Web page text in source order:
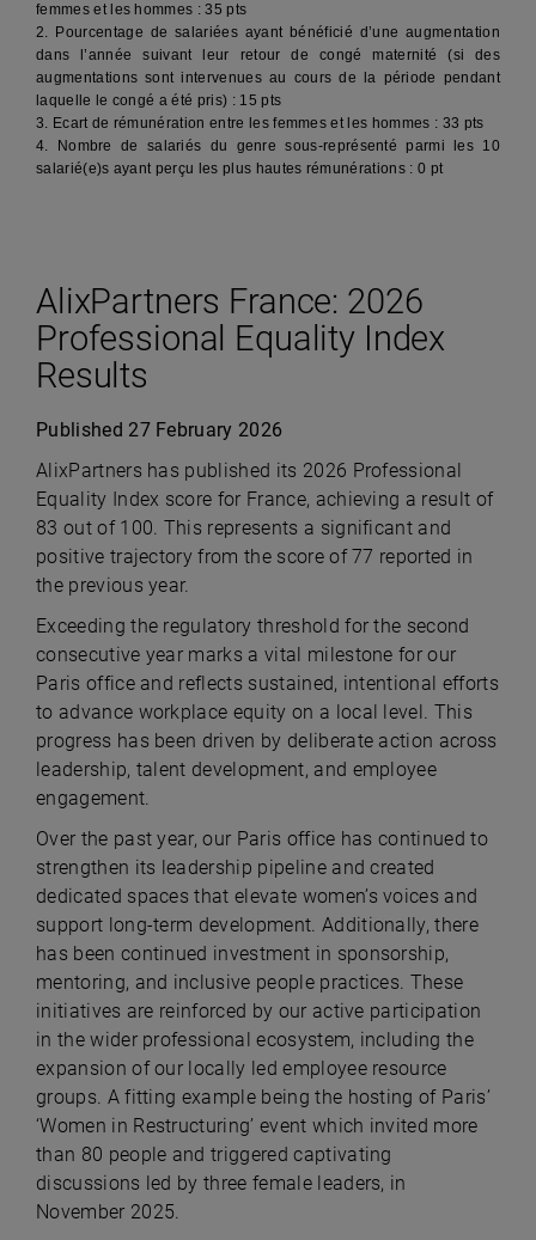
femmes et les hommes : 35 pts
2. Pourcentage de salariées ayant bénéficié d’une augmentation
dans l’année suivant leur retour de congé maternité (si des
augmentations sont intervenues au cours de la période pendant
laquelle le congé a été pris) : 15 pts
3. Ecart de rémunération entre les femmes et les hommes : 33 pts
4. Nombre de salariés du genre sous-représenté parmi les 10
salarié(e)s ayant perçu les plus hautes rémunérations : 0 pt
AlixPartners France: 2026
Professional Equality Index
Results
Published 27 February 2026
AlixPartners has published its 2026 Professional
Equality Index score for France, achieving a result of
83 out of 100. This represents a significant and
positive trajectory from the score of 77 reported in
the previous year.
Exceeding the regulatory threshold for the second
consecutive year marks a vital milestone for our
Paris office and reflects sustained, intentional efforts
to advance workplace equity on a local level. This
progress has been driven by deliberate action across
leadership, talent development, and employee
engagement.
Over the past year, our Paris office has continued to
strengthen its leadership pipeline and created
dedicated spaces that elevate women’s voices and
support long-term development. Additionally, there
has been continued investment in sponsorship,
mentoring, and inclusive people practices. These
initiatives are reinforced by our active participation
in the wider professional ecosystem, including the
expansion of our locally led employee resource
groups. A fitting example being the hosting of Paris’
‘Women in Restructuring’ event which invited more
than 80 people and triggered captivating
discussions led by three female leaders, in
November 2025.